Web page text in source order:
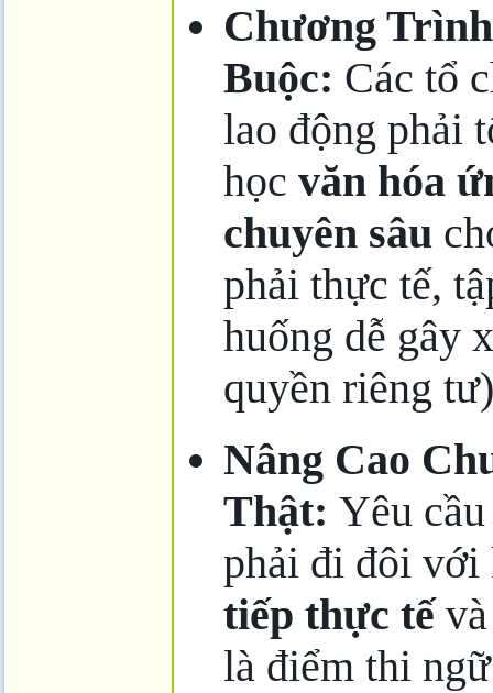
Chương
Buộc: Các tổ
lao động phải
học văn hóa
chuyên sâu
phải thực tế,
huống dễ gây
quyền riêng
Nâng Cao
Thật: Yêu
phải đi đôi
tiếp thực tếvà
là điểm thi